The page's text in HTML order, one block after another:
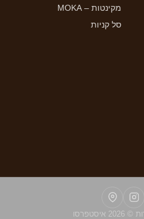
מקינטות – MOKA
סל קניות